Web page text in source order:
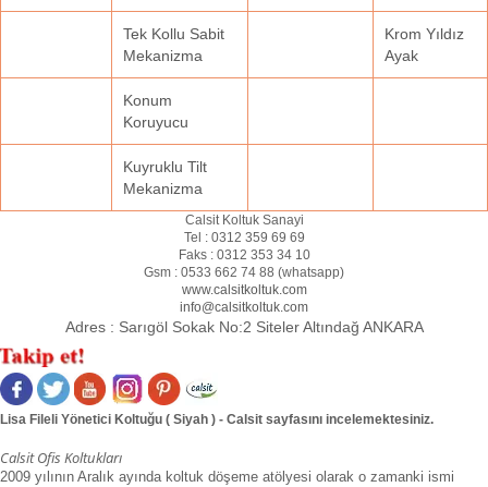
Tek Kollu Sabit
Mekanizma
Krom Yıldız
Ayak
Konum
Koruyucu
Kuyruklu Tilt
Mekanizma
Calsit Koltuk Sanayi
Tel : 0312 359 69 69
Faks : 0312 353 34 10
Gsm : 0533 662 74 88 (whatsapp)
www.calsitkoltuk.com
info@calsitkoltuk.com
Adres : Sarıgöl Sokak No:2 Siteler Altındağ ANKARA
Lisa Fileli Yönetici Koltuğu ( Siyah ) - Calsit sayfasını incelemektesiniz.
Calsit Ofis Koltukları
2009 yılının Aralık ayında koltuk döşeme atölyesi olarak o zamanki ismi